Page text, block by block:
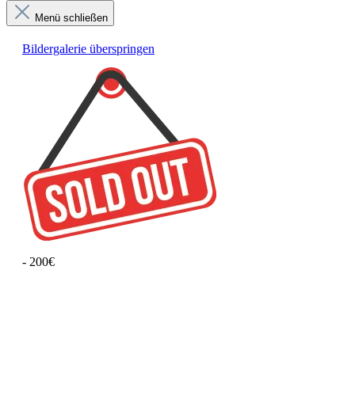
Menü schließen
Bildergalerie überspringen
- 200€